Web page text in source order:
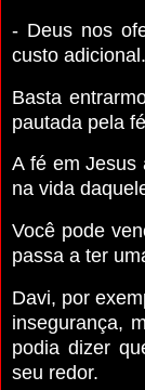
- Deus nos
custo adicional.
Basta
pautada pela
A fé em Jesus
na vida
Você pode
passa a ter
Davi, por
insegurança,
podia dizer
seu redor.